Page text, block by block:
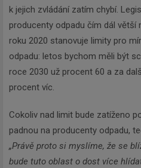
k jejich zvládání zatím chybí.
producenty odpadu čím dál větší
roku 2020 stanovuje limity pro
odpadu: letos bychom měli být
roce 2030 už procent 60 a za
procent víc.
Cokoliv nad limit bude zatíženo
padnou na producenty odpadu,
„Právě proto si myslíme, že se
bude tuto oblast o dost více